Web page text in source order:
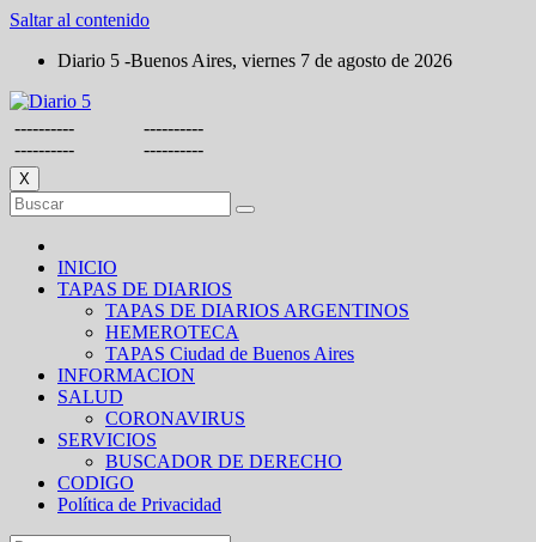
Saltar al contenido
Diario 5 -Buenos Aires, viernes 7 de agosto de 2026
----------
----------
----------
----------
X
INICIO
TAPAS DE DIARIOS
TAPAS DE DIARIOS ARGENTINOS
HEMEROTECA
TAPAS Ciudad de Buenos Aires
INFORMACION
SALUD
CORONAVIRUS
SERVICIOS
BUSCADOR DE DERECHO
CODIGO
Política de Privacidad